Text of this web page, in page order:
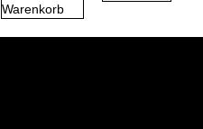
Warenkorb